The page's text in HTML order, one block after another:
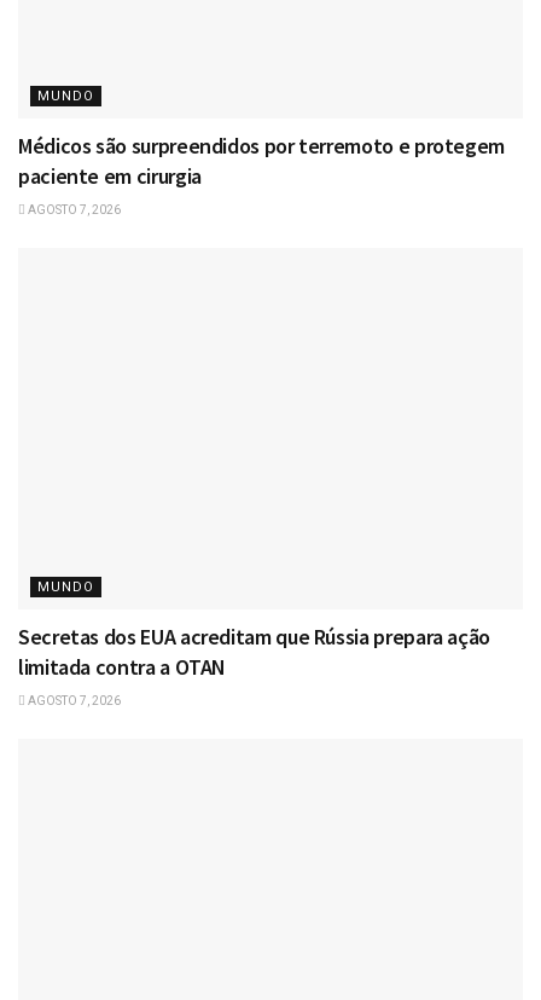
MUNDO
Médicos são surpreendidos por terremoto e protegem
paciente em cirurgia
AGOSTO 7, 2026
MUNDO
Secretas dos EUA acreditam que Rússia prepara ação
limitada contra a OTAN
AGOSTO 7, 2026